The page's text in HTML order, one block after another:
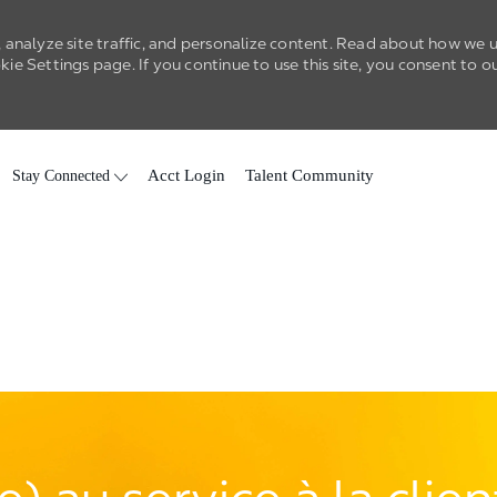
site traffic, and personalize content. Read about how we
Settings page. If you continue to use this site, you consent to
Stay Connected Acct Login Talent Community